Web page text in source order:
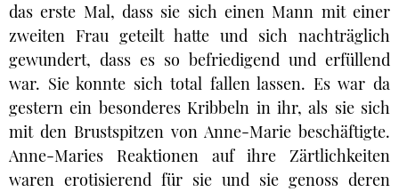
das erste Mal, dass sie sich einen Mann mit einer
zweiten Frau geteilt hatte und sich nachträglich
gewundert, dass es so befriedigend und erfüllend
war. Sie konnte sich total fallen lassen. Es war da
gestern ein besonderes Kribbeln in ihr, als sie sich
mit den Brustspitzen von Anne-Marie beschäftigte.
Anne-Maries Reaktionen auf ihre Zärtlichkeiten
waren erotisierend für sie und sie genoss deren